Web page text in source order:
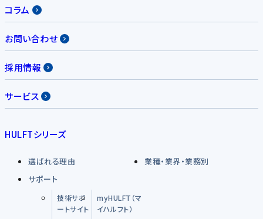
コラム
お問い合わせ
採用情報
サービス
HULFTシリーズ
選ばれる理由
業種・業界・業務別
サポート
技術サポ
ートサイト
myHULFT（マ
イハルフト）